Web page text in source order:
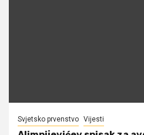
Svjetsko prvenstvo Vijesti